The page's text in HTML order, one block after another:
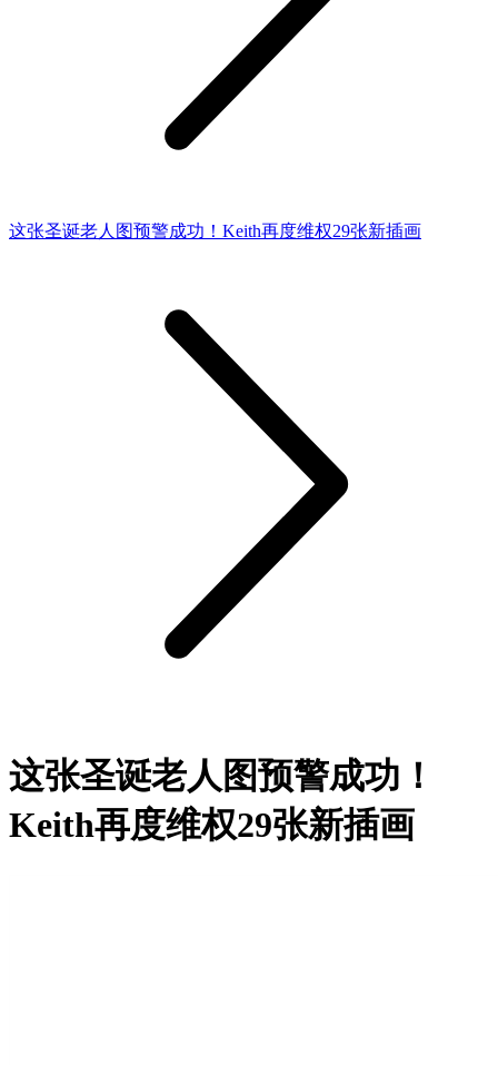
这张圣诞老人图预警成功！Keith再度维权29张新插画
这张圣诞老人图预警成功！
Keith再度维权29张新插画